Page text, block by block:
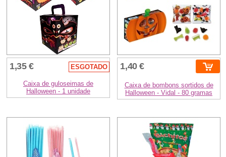
1,35 € ESGOTADO
Caixa de guloseimas de
Halloween - 1 unidade
1,40 €
Caixa de bombons sortidos de
Halloween - Vidal - 80 gramas